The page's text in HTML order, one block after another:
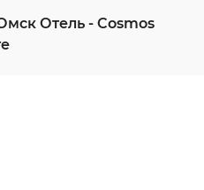
Отель - Cosmos